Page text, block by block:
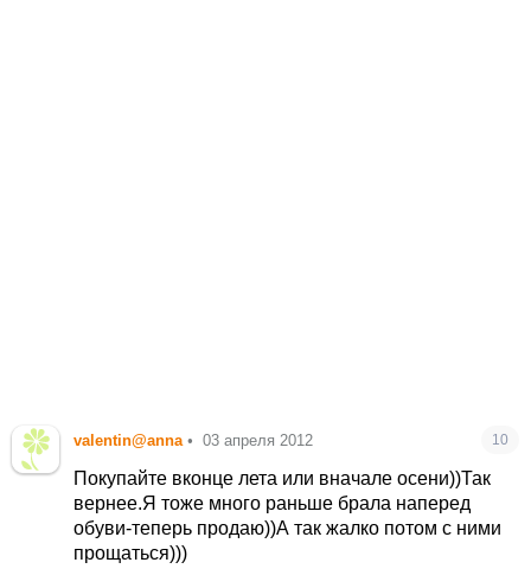
valentin@anna • 03 апреля 2012 10
Покупайте вконце лета или вначале осени))Так
вернее.Я тоже много раньше брала наперед
обуви-теперь продаю))А так жалко потом с ними
прощаться)))